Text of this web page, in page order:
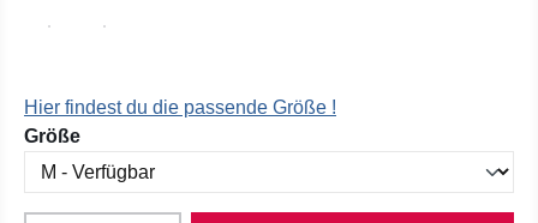
Hier findest du die passende Größe !
Größeauswählen